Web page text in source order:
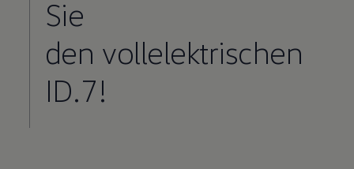
Sie
den vollelektrischen
ID.7!